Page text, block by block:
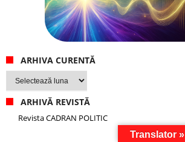
ARHIVA CURENTĂ
Arhiva
curentă
ARHIVĂ REVISTĂ
Revista CADRAN POLITIC
Translator »